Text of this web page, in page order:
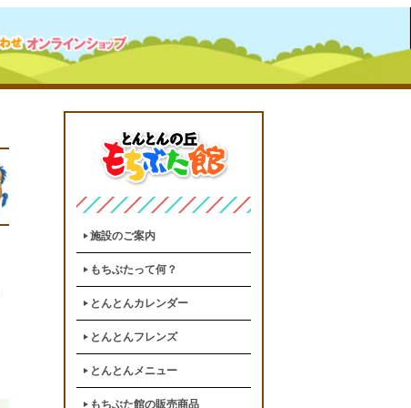
施設のご案内
もちぶたって何？
とんとんカレンダー
とんとんフレンズ
とんとんメニュー
もちぶた館の販売商品